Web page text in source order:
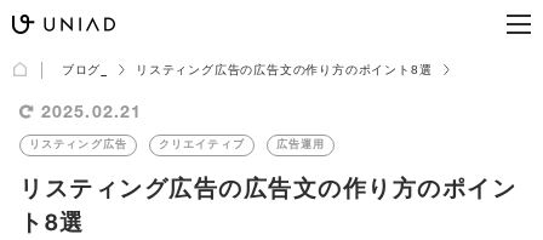
ブログ リスティング広告の広告文の作り方のポイント8選
2025.02.21
リスティング広告 クリエイティブ 広告運用
リスティング広告の広告文の作り方のポイン
ト8選